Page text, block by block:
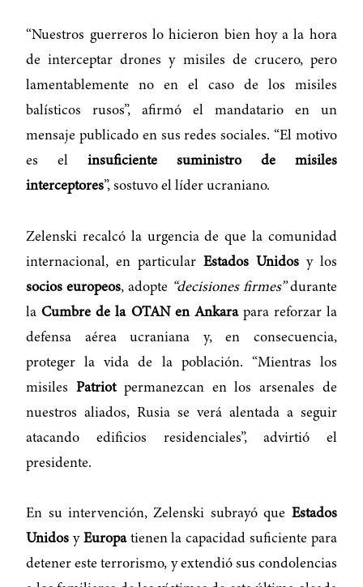
“Nuestros guerreros lo hicieron bien hoy a la hora
de interceptar drones y misiles de crucero, pero
lamentablemente no en el caso de los misiles
balísticos rusos”, afirmó el mandatario en un
mensaje publicado en sus redes sociales. “El motivo
es elinsuficiente suministro de misiles
interceptores”, sostuvo el líder ucraniano.
Zelenski recalcó la urgencia de que la comunidad
internacional, en particular Estados Unidosy los
socios europeos, adopte “decisiones firmes”durante
laCumbre de la OTAN en Ankarapara reforzar la
defensa aérea ucraniana y, en consecuencia,
proteger la vida de la población. “Mientras los
misilesPatriotpermanezcan en los arsenales de
nuestros aliados, Rusia se verá alentada a seguir
atacando edificios residenciales”, advirtió el
presidente.
En su intervención, Zelenski subrayó que Estados
Unidos y Europatienen la capacidad suficiente para
detener este terrorismo, y extendió sus condolencias